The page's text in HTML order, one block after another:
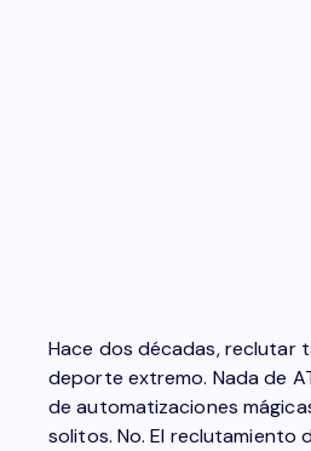
Hace dos décadas, reclutar
deporte extremo. Nada de
de automatizaciones
solitos. No. El reclutamiento